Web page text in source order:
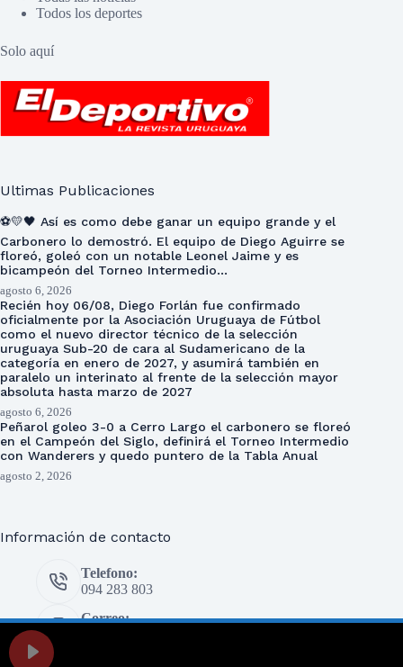
Todos los deportes
Solo aquí
Ultimas Publicaciones
⚽💛🖤 Así es como debe ganar un equipo grande y el
Carbonero lo demostró. El equipo de Diego Aguirre se
floreó, goleó con un notable Leonel Jaime y es
bicampeón del Torneo Intermedio…
agosto 6, 2026
Recién hoy 06/08, Diego Forlán fue confirmado
oficialmente por la Asociación Uruguaya de Fútbol
como el nuevo director técnico de la selección
uruguaya Sub-20 de cara al Sudamericano de la
categoría en enero de 2027, y asumirá también en
paralelo un interinato al frente de la selección mayor
absoluta hasta marzo de 2027
agosto 6, 2026
Peñarol goleo 3-0 a Cerro Largo el carbonero se floreó
en el Campeón del Siglo, definirá el Torneo Intermedio
con Wanderers y quedo puntero de la Tabla Anual
agosto 2, 2026
Información de contacto
Telefono:
094 283 803
Correo:
Copyright © 2026 El Deportivo - Desarrollado por Oxígeno